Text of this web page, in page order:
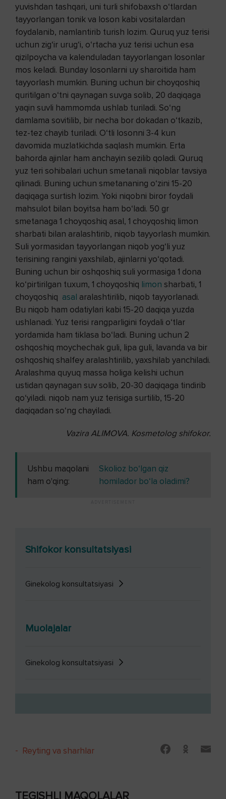
yuvishdan tashqari, uni turli shifobaxsh o‘tlardan
tayyorlangan tonik va loson kabi vositalardan
foydalanib, namlantirib turish lozim. Quruq yuz terisi
uchun zig‘ir urug‘i, o‘rtacha yuz terisi uchun esa
qizilpoycha va kalenduladan tayyorlangan losonlar
mos keladi. Bunday losonlarni uy sharoitida ham
tayyorlash mumkin. Buning uchun bir choyqoshiq
quritilgan o‘tni qaynagan suvga solib, 20 daqiqaga
yaqin suvli hammomda ushlab turiladi. So‘ng
damlama sovitilib, bir necha bor dokadan o‘tkazib,
tez-tez chayib turiladi. O‘tli losonni 3-4 kun
davomida muzlatkichda saqlash mumkin. Erta
bahorda ajinlar ham anchayin sezilib qoladi. Quruq
yuz teri sohibalari uchun smetanali niqoblar tavsiya
qilinadi. Buning uchun smetananing o‘zini 15-20
daqiqaga surtish lozim. Yoki niqobni biror foydali
mahsulot bilan boyitsa ham bo‘ladi. 50 gr
smetanaga 1 choyqoshiq asal, 1 choyqoshiq limon
sharbati bilan aralashtirib, niqob tayyorlash mumkin.
Suli yormasidan tayyorlangan niqob yog‘li yuz
terisining rangini yaxshilab, ajinlarni yo‘qotadi.
Buning uchun bir oshqoshiq suli yormasiga 1 dona
ko‘pirtirilgan tuxum, 1 choyqoshiq limon sharbati, 1
choyqoshiq asal aralashtirilib, niqob tayyorlanadi.
Bu niqob ham odatiylari kabi 15-20 daqiqa yuzda
ushlanadi. Yuz terisi rangparligini foydali o‘tlar
yordamida ham tiklasa bo‘ladi. Buning uchun 2
oshqoshiq moychechak guli, lipa guli, lavanda va bir
oshqoshiq shalfey aralashtirilib, yaxshilab yanchiladi.
Aralashma quyuq massa holiga kelishi uchun
ustidan qaynagan suv solib, 20-30 daqiqaga tindirib
qo‘yiladi. niqob nam yuz terisiga surtilib, 15-20
daqiqadan so‘ng chayiladi.
Vazira ALIMOVA. Kosmetolog shifokor.
Ushbu maqolani
ham o'qing:
Skolioz bo‘lgan qiz
homilador bo‘la oladimi?
Shifokor konsultatsiyasi
Ginekolog konsultatsiyasi
Muolajalar
Ginekolog konsultatsiyasi
- Reyting va sharhlar
TEGISHLI MAQOLALAR